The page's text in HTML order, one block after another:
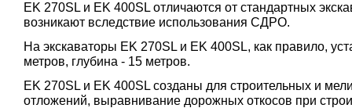
EK 270SL и EK 400SL отличаются от стандартных
возникают вследствие использования СДРО.
На экскаваторы EK 270SL и EK 400SL, как правило,
метров, глубина - 15 метров.
EK 270SL и EK 400SL созданы для строительных и
отложений, выравнивание дорожных откосов при